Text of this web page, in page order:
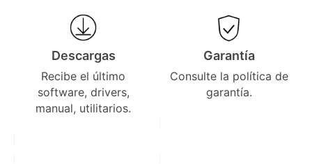
Descargas
Recibe el último
software, drivers,
manual, utilitarios.
Garantía
Consulte la política de
garantía.